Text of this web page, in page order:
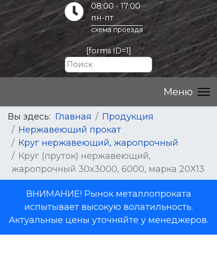
08:00 - 17:00
пн-пт
схема проезда
[forms ID=1]
Вы здесь: Главная
Продукция
Нержавеющий прокат
Круг нержавеющий, жаропрочный
Круг (пруток) нержавеющий,
жаропрочный 30x3000, 6000, марка 20Х13
ВНИМАНИЕ! Рынок металлопроката
испытывает высокую волатильность.
Актуальные цены уточняйте у менеджеров.